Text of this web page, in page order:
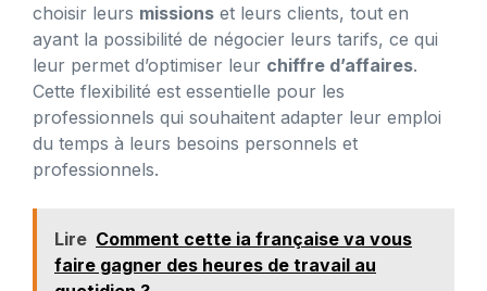
choisir leurs missions et leurs clients, tout en
ayant la possibilité de négocier leurs tarifs, ce qui
leur permet d’optimiser leur chiffre d’affaires.
Cette flexibilité est essentielle pour les
professionnels qui souhaitent adapter leur emploi
du temps à leurs besoins personnels et
professionnels.
Lire Comment cette ia française va vous
faire gagner des heures de travail au